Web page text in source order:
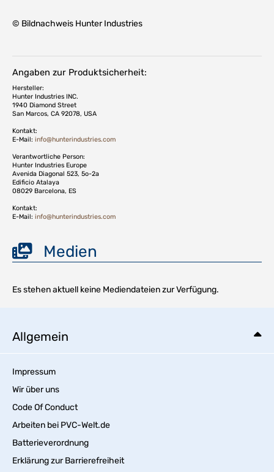
© Bildnachweis Hunter Industries
Angaben zur Produktsicherheit:
Hersteller:
Hunter Industries INC.
1940 Diamond Street
San Marcos, CA 92078, USA
Kontakt:
E-Mail: info@hunterindustries.com
Verantwortliche Person:
Hunter Industries Europe
Avenida Diagonal 523, 5o-2a
Edificio Atalaya
08029 Barcelona, ES
Kontakt:
E-Mail: info@hunterindustries.com
Medien
Es stehen aktuell keine Mediendateien zur Verfügung.
Allgemein
Impressum
Wir über uns
Code Of Conduct
Arbeiten bei PVC-Welt.de
Batterieverordnung
Erklärung zur Barrierefreiheit